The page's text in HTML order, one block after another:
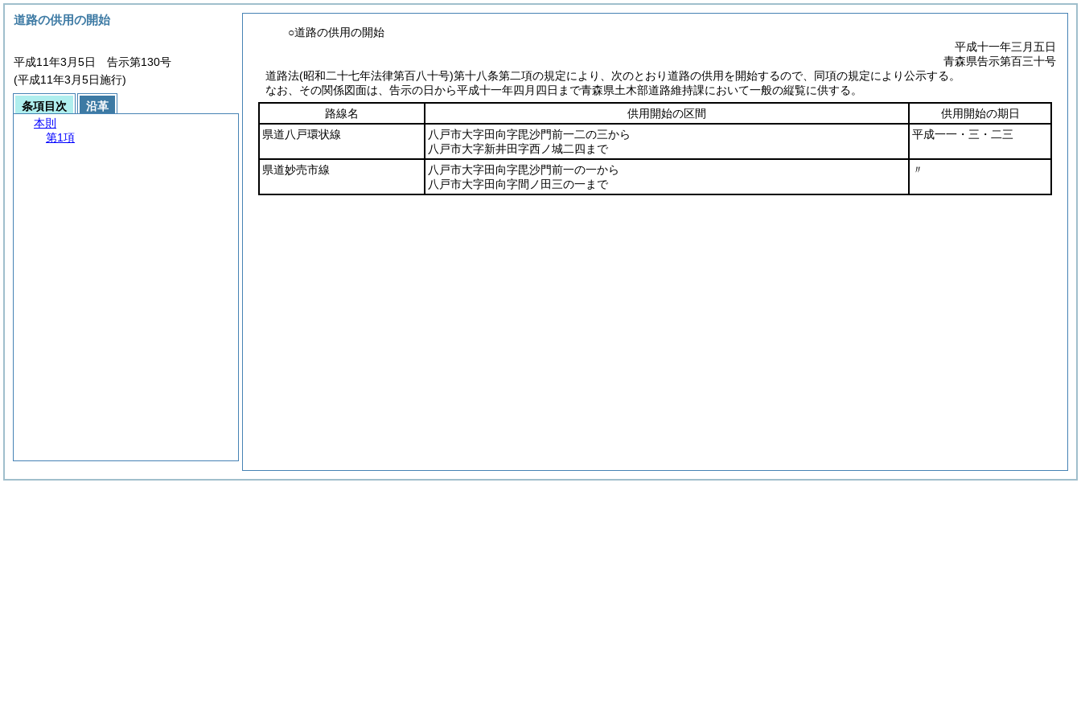
○道路の供用の開始
平成十一年三月五日
青森県告示第百三十号
道路法(昭和二十七年法律第百八十号)第十八条第二項の規定により、次のとおり道路の供用を開始するので、同項の規定により公示する。
なお、その関係図面は、告示の日から平成十一年四月四日まで青森県土木部道路維持課において一般の縦覧に供する。
路線名
供用開始の区間
供用開始の期日
県道八戸環状線
八戸市大字田向字毘沙門前一二の三から
八戸市大字新井田字西ノ城二四まで
平成一一・三・二三
県道妙売市線
八戸市大字田向字毘沙門前一の一から
八戸市大字田向字間ノ田三の一まで
〃
道路の供用の開始
平成11年3月5日 告示第130号
(平成11年3月5日施行)
条項目次
沿革
本則
第1項